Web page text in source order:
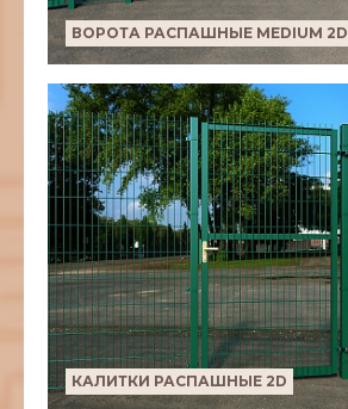
ВОРОТА РАСПАШНЫЕ MEDIUM 2D
КАЛИТКИ РАСПАШНЫЕ 2D